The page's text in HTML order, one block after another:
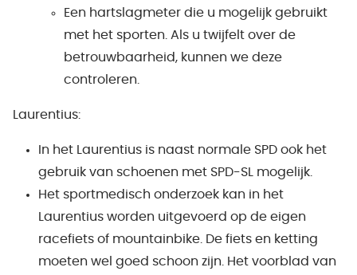
Een hartslagmeter die u mogelijk gebruikt
met het sporten. Als u twijfelt over de
betrouwbaarheid, kunnen we deze
controleren.
Laurentius:
In het Laurentius is naast normale SPD ook het
gebruik van schoenen met SPD-SL mogelijk.
Het sportmedisch onderzoek kan in het
Laurentius worden uitgevoerd op de eigen
racefiets of mountainbike. De fiets en ketting
moeten wel goed schoon zijn. Het voorblad van